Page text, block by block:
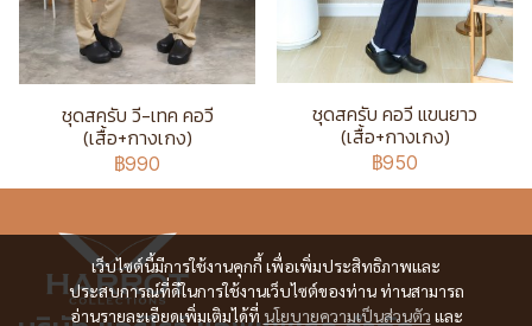
ชุดสครับ วี-เทค คอวี
(เสื้อ+กางเกง)
฿990
ชุดสครับ คอวี แขนยาว
(เสื้อ+กางเกง)
฿950
เว็บไซต์นี้มีการใช้งานคุกกี้ เพื่อเพิ่มประสิทธิภาพและ
ประสบการณ์ที่ดีในการใช้งานเว็บไซต์ของท่าน ท่านสามารถ
อ่านรายละเอียดเพิ่มเติมได้ที่ นโยบายความเป็นส่วนตัว และ